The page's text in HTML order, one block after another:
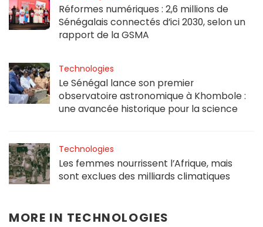
Réformes numériques : 2,6 millions de
Sénégalais connectés d’ici 2030, selon un
rapport de la GSMA
Technologies
Le Sénégal lance son premier
observatoire astronomique à Khombole :
une avancée historique pour la science
Technologies
Les femmes nourrissent l’Afrique, mais
sont exclues des milliards climatiques
MORE IN TECHNOLOGIES